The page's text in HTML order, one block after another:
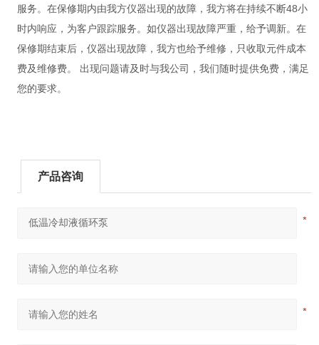
服务。在保修期内由我方仪器出现的故障，我方将在持续不断48小
时内响应，为客户跟踪服务。如仪器出现故障严重，给予调新。在
保修期结束后，仪器出现故障，我方也给予维修，只收取元件成本
费及维修费。 出现问题请及时与我公司，我们随时提供免费，满足
您的要求。
产品咨询